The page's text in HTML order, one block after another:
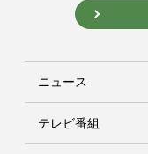
ニュース
テレビ番組